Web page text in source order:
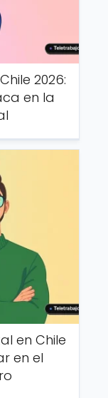
2026:
en la
en Chile
en el